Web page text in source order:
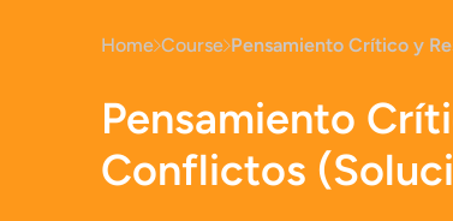
Home Course Pensamiento Crítico y
Pensamiento
Conflictos